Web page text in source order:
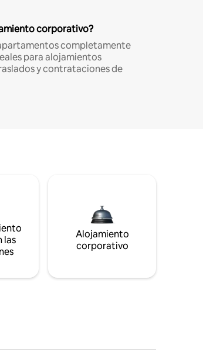
corporativo?
completamente
para alojamientos
y contrataciones de
las
Alojamiento
corporativo